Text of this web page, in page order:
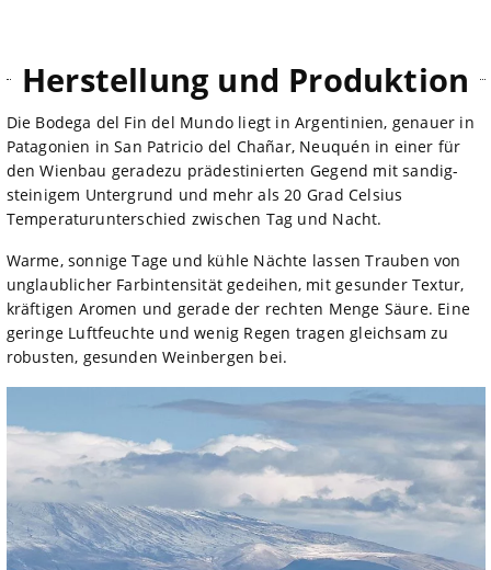
Herstellung und Produktion
Die Bodega del Fin del Mundo liegt in Argentinien, genauer in
Patagonien in San Patricio del Chañar, Neuquén in einer für
den Wienbau geradezu prädestinierten Gegend mit sandig-
steinigem Untergrund und mehr als 20 Grad Celsius
Temperaturunterschied zwischen Tag und Nacht.
Warme, sonnige Tage und kühle Nächte lassen Trauben von
unglaublicher Farbintensität gedeihen, mit gesunder Textur,
kräftigen Aromen und gerade der rechten Menge Säure. Eine
geringe Luftfeuchte und wenig Regen tragen gleichsam zu
robusten, gesunden Weinbergen bei.